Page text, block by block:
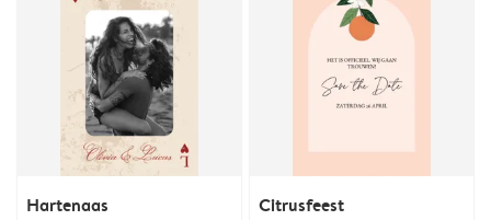
Hartenaas Citrusfeest